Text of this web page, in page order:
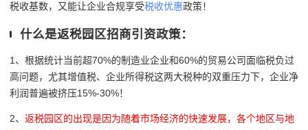
税收基数，又能让企业合规享受税收优惠政策！
什么是返税园区招商引资政策：
1、根据统计当前超70%的制造业企业和60%的贸易公司面临税负过
高问题，尤其增值税、企业所得税这两大税种的双重压力下，企业净
利润普遍被挤压15%-30%！
2、 返税园区的出现是因为随着市场经济的快速发展，各个地区与地